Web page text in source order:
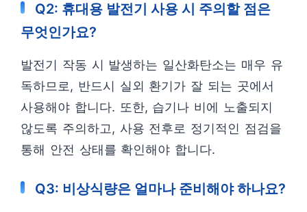
Q2: 휴대용 발전기 사용 시 주의할 점은
무엇인가요?
발전기 작동 시 발생하는 일산화탄소는 매우 유
독하므로, 반드시 실외 환기가 잘 되는 곳에서
사용해야 합니다. 또한, 습기나 비에 노출되지
않도록 주의하고, 사용 전후로 정기적인 점검을
통해 안전 상태를 확인해야 합니다.
Q3: 비상식량은 얼마나 준비해야 하나요?